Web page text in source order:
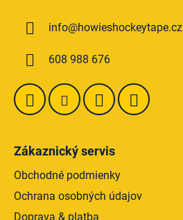
info@howieshockeytape.cz
608 988 676
Zákaznický servis
Obchodné podmienky
Ochrana osobných údajov
Doprava & platba